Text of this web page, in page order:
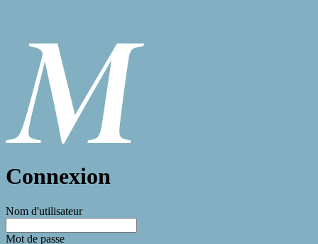
Connexion
Nom d'utilisateur
Mot de passe